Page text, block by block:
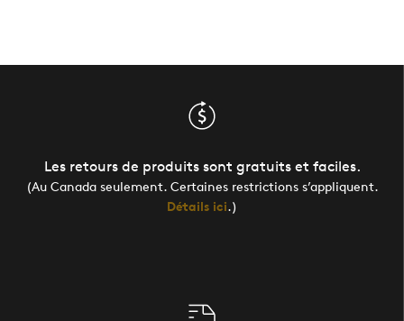
Les retours de produits sont gratuits et faciles.
(Au Canada seulement. Certaines restrictions s’appliquent.
Détails ici.)